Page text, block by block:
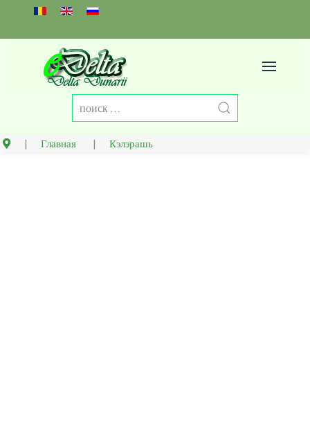
Select your language
Главная Кэлэрашь